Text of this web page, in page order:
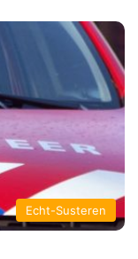
Echt-Susteren